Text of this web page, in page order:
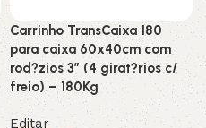
Carrinho TransCaixa 180
para caixa 60x40cm com
rod?zios 3” (4 girat?rios c/
freio) – 180Kg
Editar